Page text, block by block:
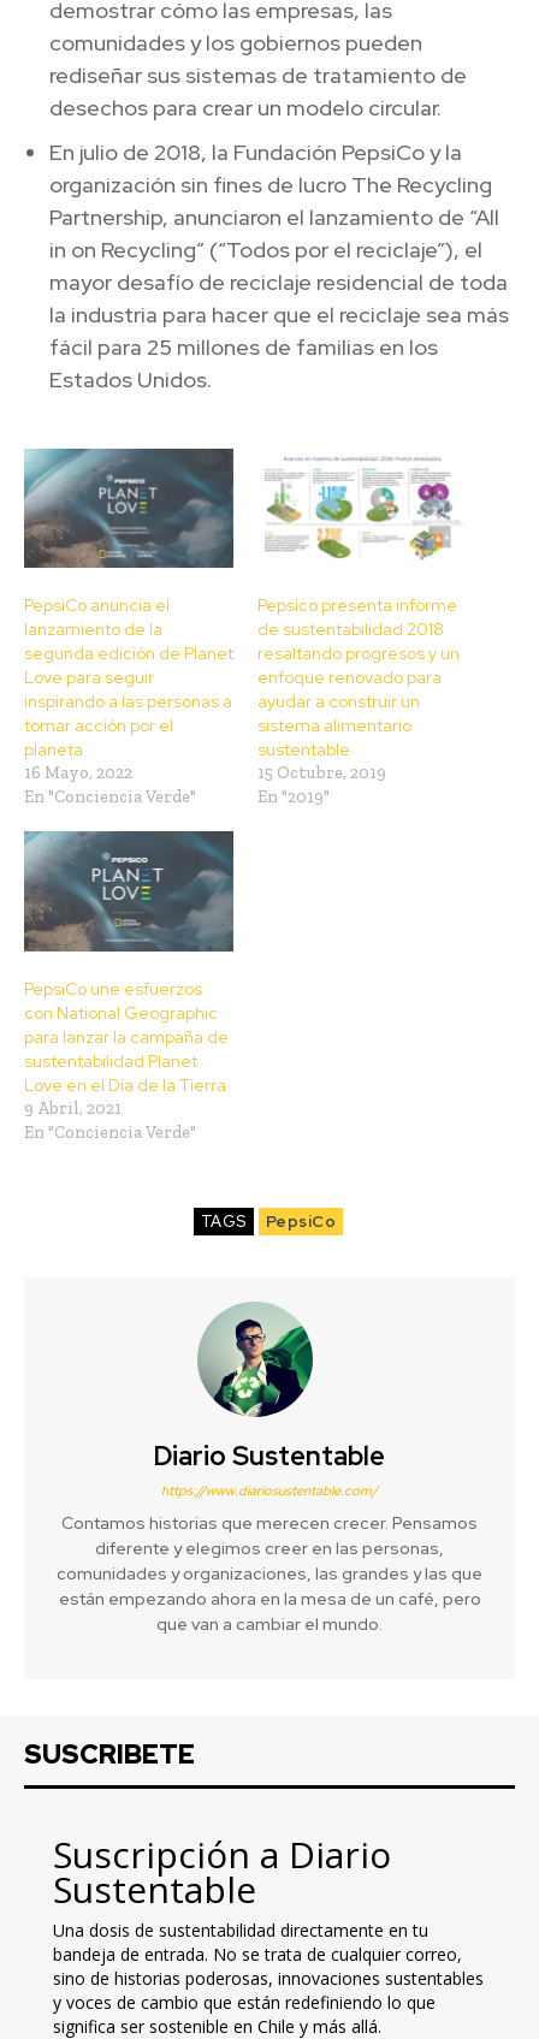
demostrar cómo las empresas, las
comunidades y los gobiernos pueden
rediseñar sus sistemas de tratamiento de
desechos para crear un modelo circular.
En julio de 2018, la Fundación PepsiCo y la
organización sin fines de lucro The Recycling
Partnership, anunciaron el lanzamiento de “All
in on Recycling” (“Todos por el reciclaje”), el
mayor desafío de reciclaje residencial de toda
la industria para hacer que el reciclaje sea más
fácil para 25 millones de familias en los
Estados Unidos.
PepsiCo anuncia el
lanzamiento de la
segunda edición de Planet
Love para seguir
inspirando a las personas a
tomar acción por el
planeta
16 Mayo, 2022
En "Conciencia Verde"
Pepsico presenta informe
de sustentabilidad 2018
resaltando progresos y un
enfoque renovado para
ayudar a construir un
sistema alimentario
sustentable
15 Octubre, 2019
En "2019"
PepsiCo une esfuerzos
con National Geographic
para lanzar la campaña de
sustentabilidad Planet
Love en el Día de la Tierra
9 Abril, 2021
En "Conciencia Verde"
TAGS PepsiCo
Diario Sustentable
https://www.diariosustentable.com/
Contamos historias que merecen crecer. Pensamos
diferente y elegimos creer en las personas,
comunidades y organizaciones, las grandes y las que
están empezando ahora en la mesa de un café, pero
que van a cambiar el mundo.
SUSCRIBETE
Suscripción a Diario
Sustentable
Una dosis de sustentabilidad directamente en tu
bandeja de entrada. No se trata de cualquier correo,
sino de historias poderosas, innovaciones sustentables
y voces de cambio que están redefiniendo lo que
significa ser sostenible en Chile y más allá.